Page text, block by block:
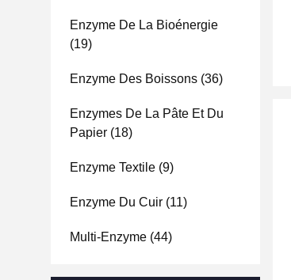
Enzyme De La Bioénergie
(19)
Enzyme Des Boissons (36)
Enzymes De La Pâte Et Du
Papier (18)
Enzyme Textile (9)
Enzyme Du Cuir (11)
Multi-Enzyme (44)